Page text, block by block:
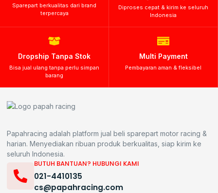
Sparepart berkualitas dari brand
terpercaya
Diproses cepat & kirim ke seluruh
Indonesia
Dropship Tanpa Stok
Bisa jual ulang tanpa perlu simpan
barang
Multi Payment
Pembayaran aman & fleksibel
Papahracing adalah platform jual beli sparepart motor racing &
harian. Menyediakan ribuan produk berkualitas, siap kirim ke
seluruh Indonesia.
BUTUH BANTUAN? HUBUNGI KAMI
021-4410135
cs@papahracing.com